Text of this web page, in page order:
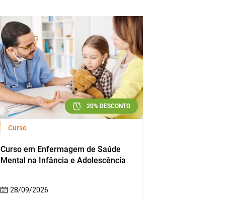
20% DESCONTO
Curso
Curso em Enfermagem de Saúde
Mental na Infância e Adolescência
28/09/2026